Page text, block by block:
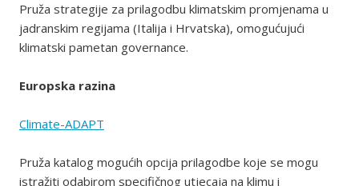
Pruža strategije za prilagodbu klimatskim promjenama u
jadranskim regijama (Italija i Hrvatska), omogućujući
klimatski pametan governance.
Europska razina
Climate-ADAPT
Pruža katalog mogućih opcija prilagodbe koje se mogu
istražiti odabirom specifičnog utjecaja na klimu i